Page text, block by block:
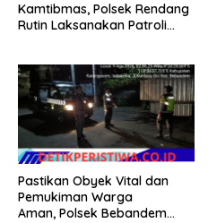
Kamtibmas, Polsek Rendang
Rutin Laksanakan Patroli
Pastikan Obyek Vital dan
Pemukiman Warga
Aman, Polsek Bebandem